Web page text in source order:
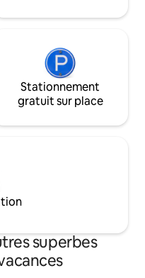
Stationnement
gratuit sur place
superbes